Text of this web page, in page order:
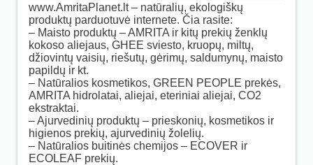
www.AmritaPlanet.lt – natūralių, ekologiškų
produktų parduotuvė internete. Čia rasite:
– Maisto produktų – AMRITA ir kitų prekių ženklų
kokoso aliejaus, GHEE sviesto, kruopų, miltų,
džiovintų vaisių, riešutų, gėrimų, saldumynų, maisto
papildų ir kt.
– Natūralios kosmetikos, GREEN PEOPLE prekės,
AMRITA hidrolatai, aliejai, eteriniai aliejai, CO2
ekstraktai.
– Ajurvedinių produktų – prieskonių, kosmetikos ir
higienos prekių, ajurvedinių žolelių.
– Natūralios buitinės chemijos – ECOVER ir
ECOLEAF prekių.